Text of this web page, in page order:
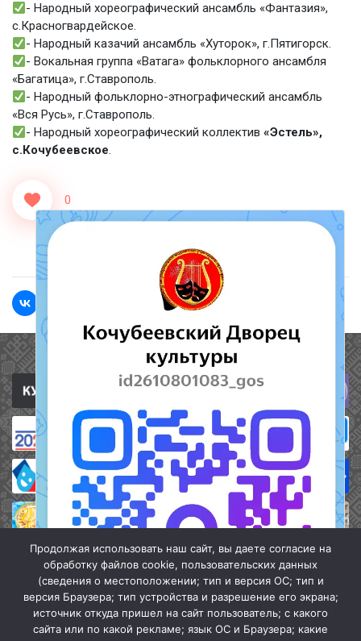
- Народный хореографический ансамбль «Фантазия»,
с.Красногвардейское.
- Народный казачий ансамбль «Хуторок», г.Пятигорск.
- Вокальная группа «Ватага» фольклорного ансамбля
«Багатица», г.Ставрополь.
- Народный фольклорно-этнографический ансамбль
«Вся Русь», г.Ставрополь.
- Народный хореографический коллектив«Эстель»,
с.Кочубеевское.
0
Полезные ссылки
Продолжая использовать наш сайт, вы даете согласие на
обработку файлов cookie, пользовательских данных
(сведения о местоположении; тип и версия ОС; тип и
версия Браузера; тип устройства и разрешение его экрана;
источник откуда пришел на сайт пользователь; с какого
сайта или по какой рекламе; язык ОС и Браузера; какие